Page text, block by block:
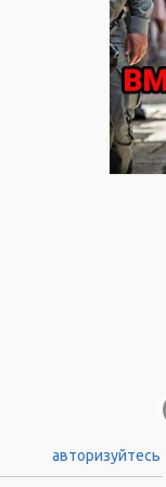
авторизуйтесь